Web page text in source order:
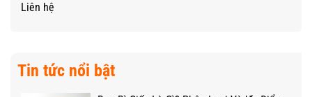
Liên hệ
Tin tức nổi bật